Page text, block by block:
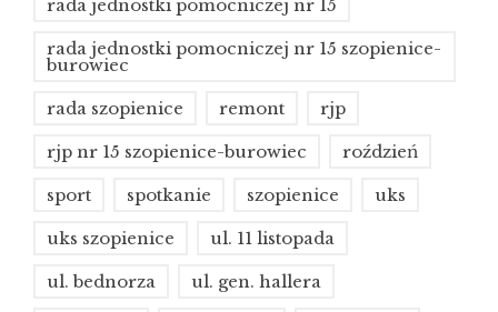
rada jednostki pomocniczej nr 15
rada jednostki pomocniczej nr 15 szopienice-
burowiec
rada szopienice remont rjp
rjp nr 15 szopienice-burowiec roździeń
sport spotkanie szopienice uks
uks szopienice ul. 11 listopada
ul. bednorza ul. gen. hallera